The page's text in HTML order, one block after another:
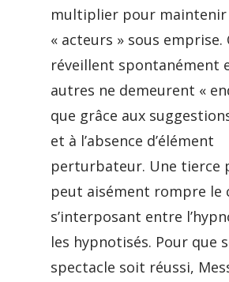
multiplier pour maintenir
« acteurs » sous emprise.
réveillent spontanément
autres ne demeurent «
que grâce aux
et à l’absence d’élément
perturbateur. Une tierce
peut aisément rompre le
s’interposant entre
les hypnotisés. Pour que
spectacle soit réussi,